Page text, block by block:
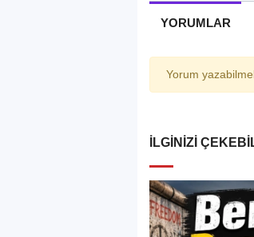
YORUMLAR
Yorum
İLGINIZI